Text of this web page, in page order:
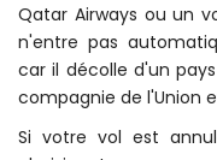
Qatar Airways ou un
n'entre pas
car il décolle d'un
compagnie de l'Union
Si votre vol est